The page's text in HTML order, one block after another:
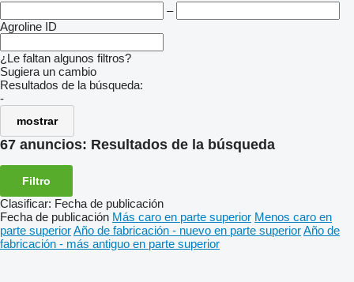
–
Agroline ID
¿Le faltan algunos filtros?
Sugiera un cambio
Resultados de la búsqueda:
-
mostrar
67 anuncios: Resultados de la búsqueda
Filtro
Clasificar: Fecha de publicación
Fecha de publicación Más caro en parte superior Menos caro en
parte superiorAño de fabricación - nuevo en parte superiorAño de
fabricación - más antiguo en parte superior